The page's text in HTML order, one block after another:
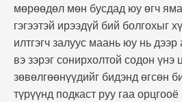
мөрөөдөл мөн бусдад юу өгч
гэгээтэй ирээдүй бий болгохыг
илтгэгч залуус маань юу нь
вэ зэрэг сонирхолтой содон үнэ
зөвөлгөөнүүдийг бидэнд өгсөн
түрүүнд подкаст руу гаа орцгооё